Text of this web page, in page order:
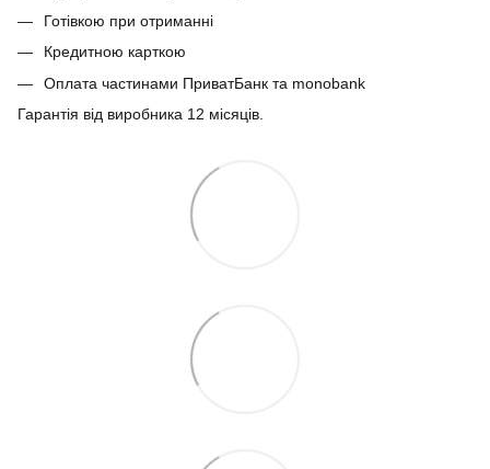
Готівкою при отриманні
Кредитною карткою
Оплата частинами ПриватБанк та monobank
Гарантія від виробника 12 місяців.